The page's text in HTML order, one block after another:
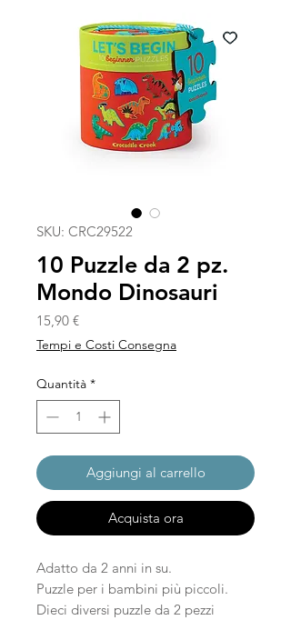
SKU: CRC29522
10 Puzzle da 2 pz.
Mondo Dinosauri
15,90 €Prezzo
Tempi e Costi Consegna
Quantità *
Aggiungi al carrello
Acquista ora
Adatto da 2 anni in su.
Puzzle per i bambini più piccoli.
Dieci diversi puzzle da 2 pezzi